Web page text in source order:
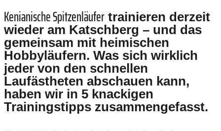
Kenianische Spitzenläufer trainieren derzeit
wieder am Katschberg – und das
gemeinsam mit heimischen
Hobbyläufern. Was sich wirklich
jeder von den schnellen
Laufästheten abschauen kann,
haben wir in 5 knackigen
Trainingstipps zusammengefasst.